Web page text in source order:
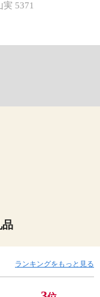
実 5371
品
ランキングをもっと見る